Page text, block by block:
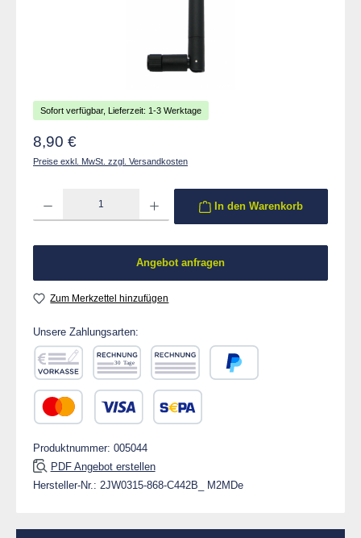
Sofort verfügbar, Lieferzeit: 1-3 Werktage
Regulärer Preis:
8,90 €
Preise exkl. MwSt. zzgl. Versandkosten
In den Warenkorb
Angebot anfragen
Zum Merkzettel hinzufügen
Unsere Zahlungsarten:
Vorkasse Rechnung 30 Tage
Rechnung
Produktnummer: 005044
PDF Angebot erstellen
Hersteller-Nr.: 2JW0315-868-C442B_ M2MDe